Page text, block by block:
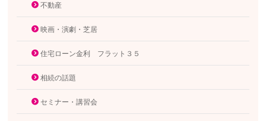
不動産
映画・演劇・芝居
住宅ローン金利 フラット３５
相続の話題
セミナー・講習会